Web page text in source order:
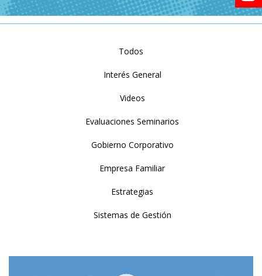
Todos
Interés General
Videos
Evaluaciones Seminarios
Gobierno Corporativo
Empresa Familiar
Estrategias
Sistemas de Gestión